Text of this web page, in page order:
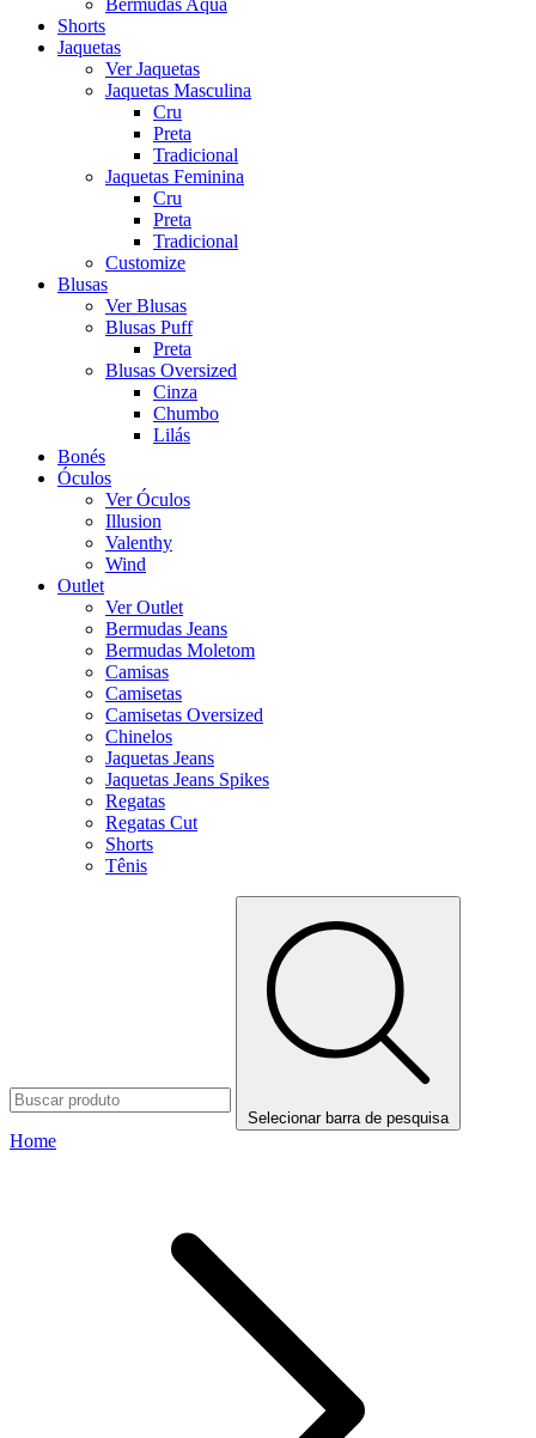
Bermudas Aqua
Shorts
Jaquetas
Ver Jaquetas
Jaquetas Masculina
Cru
Preta
Tradicional
Jaquetas Feminina
Cru
Preta
Tradicional
Customize
Blusas
Ver Blusas
Blusas Puff
Preta
Blusas Oversized
Cinza
Chumbo
Lilás
Bonés
Óculos
Ver Óculos
Illusion
Valenthy
Wind
Outlet
Ver Outlet
Bermudas Jeans
Bermudas Moletom
Camisas
Camisetas
Camisetas Oversized
Chinelos
Jaquetas Jeans
Jaquetas Jeans Spikes
Regatas
Regatas Cut
Shorts
Tênis
Selecionar barra de pesquisa
Home